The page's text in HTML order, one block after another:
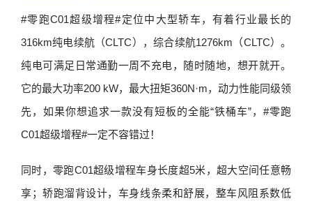
#零跑C01超级增程#定位中大型轿车，有着行业最长的
316km纯电续航（CLTC），综合续航1276km（CLTC）。
纯电可满足日常通勤一周不充电，随时随地，想开就开。
它的最大功率200 kW，最大扭矩360N·m，动力性能同级领
先，如果你想追求一款没有短板的全能“铁桶车”，#零跑
C01超级增程#一定不容错过！
同时，零跑C01超级增程车身长度超5米，超大空间任意畅
享；轿跑溜背设计，车身线条柔和舒展，整车风阻系数低